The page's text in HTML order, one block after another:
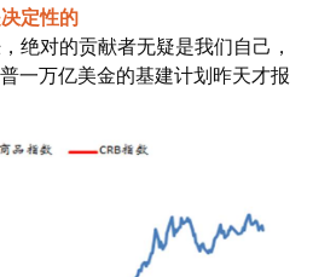
定性的
绝对的贡献者无疑是我们自己，
一万亿美金的基建计划昨天才报